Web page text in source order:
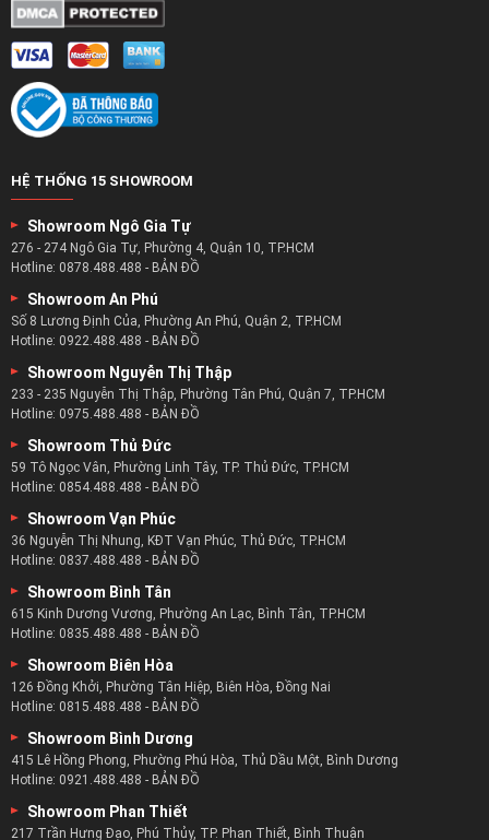
HỆ THỐNG 15 SHOWROOM
Showroom Ngô Gia Tự
276 - 274 Ngô Gia Tự, Phường 4, Quận 10, TP.HCM
Hotline: 0878.488.488 - BẢN ĐỒ
Showroom An Phú
Số 8 Lương Định Của, Phường An Phú, Quận 2, TP.HCM
Hotline: 0922.488.488 - BẢN ĐỒ
Showroom Nguyễn Thị Thập
233 - 235 Nguyễn Thị Thập, Phường Tân Phú, Quận 7, TP.HCM
Hotline: 0975.488.488 - BẢN ĐỒ
Showroom Thủ Đức
59 Tô Ngọc Vân, Phường Linh Tây, TP. Thủ Đức, TP.HCM
Hotline: 0854.488.488 - BẢN ĐỒ
Showroom Vạn Phúc
36 Nguyễn Thị Nhung, KĐT Vạn Phúc, Thủ Đức, TP.HCM
Hotline: 0837.488.488 - BẢN ĐỒ
Showroom Bình Tân
615 Kinh Dương Vương, Phường An Lạc, Bình Tân, TP.HCM
Hotline: 0835.488.488 - BẢN ĐỒ
Showroom Biên Hòa
126 Đồng Khởi, Phường Tân Hiệp, Biên Hòa, Đồng Nai
Hotline: 0815.488.488 - BẢN ĐỒ
Showroom Bình Dương
415 Lê Hồng Phong, Phường Phú Hòa, Thủ Dầu Một, Bình Dương
Hotline: 0921.488.488 - BẢN ĐỒ
Showroom Phan Thiết
217 Trần Hưng Đạo, Phú Thủy, TP. Phan Thiết, Bình Thuận